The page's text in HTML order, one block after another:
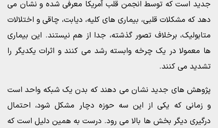
جدید است که توسط انجمن قلب آمریکا معرفی شده و نشان می
دهد که مشکلات قلبی، بیماری های کلیه، دیابت، چاقی و اختلالات
متابولیک، برخلاف تصور گذشته، جدا از هم نیستند. این بیماری
ها معمولا در یک چرخه وابسته رشد می کنند و اثرات یکديگر را
تشديد می کنند.
پژوهش های جدید نشان می دهند که بدن یک شبکه واحد است
و زمانی که یکی از این سه حوزه دچار مشکل شود، احتمال
درگیری دیگر بخش ها بالا می رود. درست به همین دلیل است که